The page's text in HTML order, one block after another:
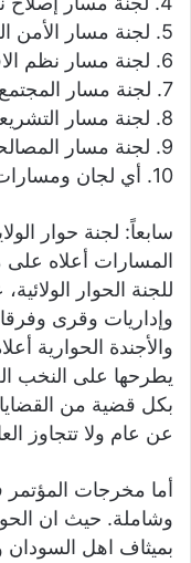
5. لجنة مسار الأمن القومي والعلاقات الخارجية.
6. لجنة مسار نظم الاقتصاد والعدل الاجتماعي.
7. لجنة مسار المجتمع وقواه الاجتماعية.
8. لجنة مسار التشريعات القانونية والجزائية.
9. لجنة مسار المصالحات المجتمعية الأهلية والمحلية.
10. أي لجان ومسارات أخرى.
سابعاً: لجنة حوار
المسارات أعلاه على
للجنة الحوار
وإداريات وقرى
والأجندة الحوارية
يطرحها على النخب
بكل قضية من
عن عام ولا تتجاوز
أما مخرجات المؤتمر
وشاملة. حيث ان
بميثاف اهل السودان